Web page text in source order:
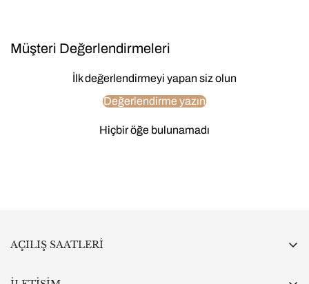
Müşteri Değerlendirmeleri
İlk değerlendirmeyi yapan siz olun
Değerlendirme yazın
Hiçbir öğe bulunamadı
AÇILIŞ SAATLERİ
Salı:9:30 - 19:00